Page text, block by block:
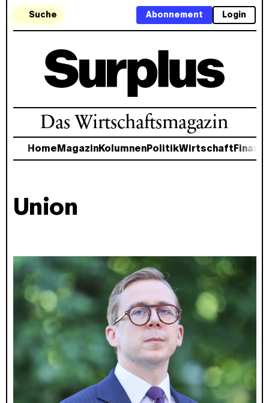
Suche Login
Abonnement
Das Wirtschaftsmagazin
Home MagazinKolumnenPolitikWirtschaft
Union